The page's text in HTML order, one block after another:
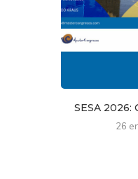
SESA 2026:
26